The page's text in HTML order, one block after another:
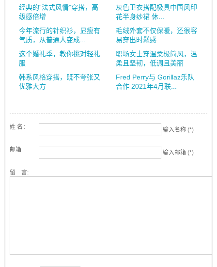
经典的“法式风情”穿搭，高
级感倍增
灰色卫衣搭配极具中国风印
花半身纱裙 休...
今年流行的针织衫，显瘦有
气质，从普通人变成...
毛绒外套不仅保暖，还很容
易穿出时髦感
这个婚礼季，教你挑对轻礼
服
职场女士穿温柔极简风，温
柔且坚韧，低调且美丽
韩系风格穿搭，既不夸张又
优雅大方
Fred Perry与 Gorillaz乐队
合作 2021年4月联...
姓 名： 输入名称 (*)
邮箱 输入邮箱 (*)
留 言: